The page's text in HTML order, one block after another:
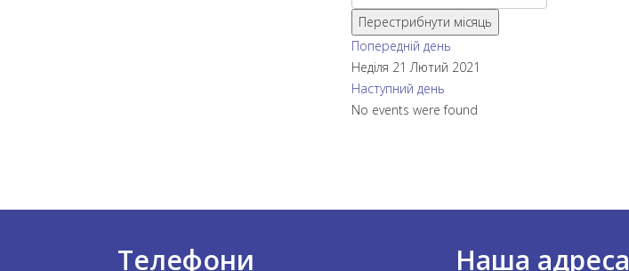
Перестрибнути місяць
Попередній день
Неділя 21 Лютий 2021
Наступний день
No events were found
Телефони Наша адреса